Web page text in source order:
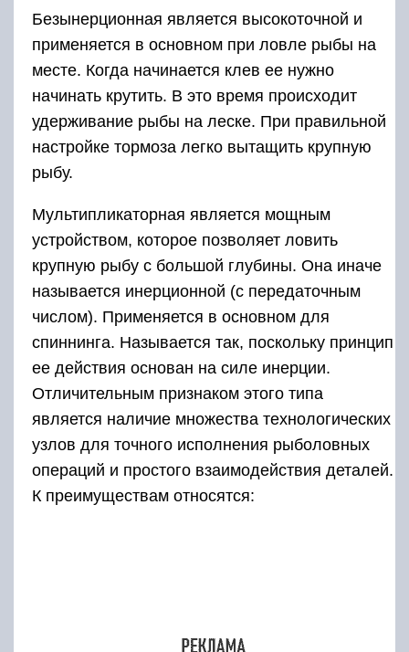
числом). Применяется в основном для
спиннинга. Называется так, поскольку принцип
ее действия основан на силе инерции.
Отличительным признаком этого типа
является наличие множества технологических
узлов для точного исполнения рыболовных
операций и простого взаимодействия деталей.
К преимуществам относятся:
распределение колец сверху, поэтому она
сверхчувствительна;
большая длина заброса;
при сматывании катушки леска не перекручивается;
нагрузка до 60 кг (вес улова).
Закрытая безынерционная характеризуется
закрытой шпулькой. Она оснащена
закрывающим устройством – колпаком. Леска
выходит из отверстия колпака. Эту модель
совершенствовали механизмом передвижения
бобины. Однако в настоящее время
предпочтение отдается полузакрытым